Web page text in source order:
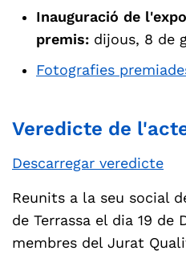
Inauguració de
premis: dijous, 8 de
Fotografies
Veredicte de
Descarregar veredicte
Reunits a la seu social
de Terrassa el dia 19 de
membres del Jurat